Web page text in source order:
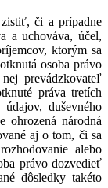
či a prípadne
a uchováva, účel,
ktorým sa
osoba právo
prevádzkovateľ
práva tretích
duševného
ohrozená národná
aj o tom, či sa
alebo
právo dozvedieť
dôsledky takéto